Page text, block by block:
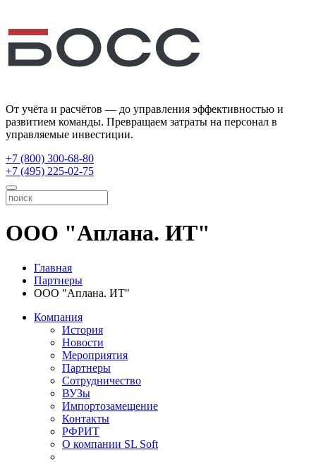
От учёта и расчётов — до управления эффективностью и
развитием команды. Превращаем затраты на персонал в
управляемые инвестиции.
+7 (800) 300-68-80
+7 (495) 225-02-75
ООО "Аплана. ИТ"
Главная
Партнеры
ООО "Аплана. ИТ"
Компания
История
Новости
Мероприятия
Партнеры
Сотрудничество
ВУЗы
Импортозамещение
Контакты
РФРИТ
О компании SL Soft